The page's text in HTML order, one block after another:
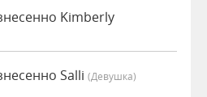
Kimberly
Salli (девушка)